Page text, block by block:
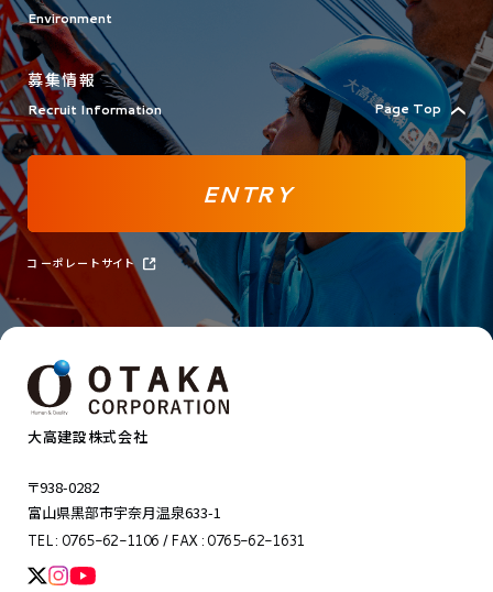
Page Top
Environment
募集情報
Recruit Information
ENTRY
コーポレートサイト
大高建設株式会社
〒938-0282
富山県黒部市宇奈月温泉633-1
TEL : 0765-62-1106 / FAX : 0765-62-1631